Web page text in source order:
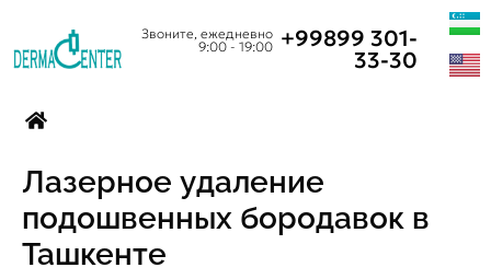
Звоните, ежедневно
9:00 - 19:00 +99899 301-
33-30
Лазерное удаление
подошвенных бородавок в
Ташкенте